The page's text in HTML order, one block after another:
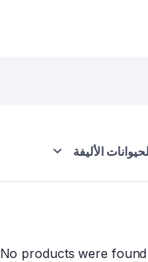
الأليفة
No products were